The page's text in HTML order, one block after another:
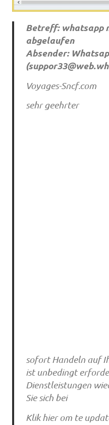
Betreff: whatsapp
abgelaufen
Absender:
(
Voyages-Sncf.com
sehr geehrter
sofort Handeln auf
ist unbedingt
Dienstleistungen
Sie sich bei
Klik hier om te